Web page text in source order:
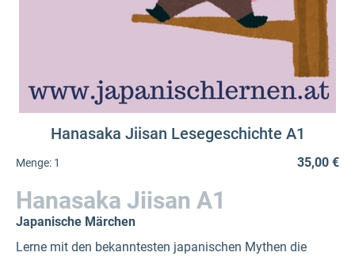
Hanasaka Jiisan Lesegeschichte A1
Menge: 1 35,00 €
Hanasaka Jiisan A1
Japanische Märchen
Lerne mit den bekanntesten japanischen Mythen die